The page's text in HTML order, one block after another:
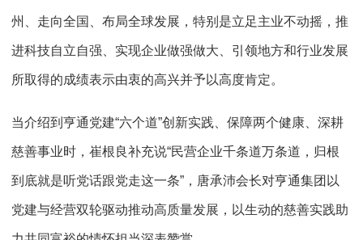
州、走向全国、布局全球发展，特别是立足主业不动摇，推
进科技自立自强、实现企业做强做大、引领地方和行业发展
所取得的成绩表示由衷的高兴并予以高度肯定。
当介绍到亨通党建“六个道”创新实践、保障两个健康、深耕
慈善事业时，崔根良补充说“民营企业千条道万条道，归根
到底就是听党话跟党走这一条”，唐承沛会长对亨通集团以
党建与经营双轮驱动推动高质量发展，以生动的慈善实践助